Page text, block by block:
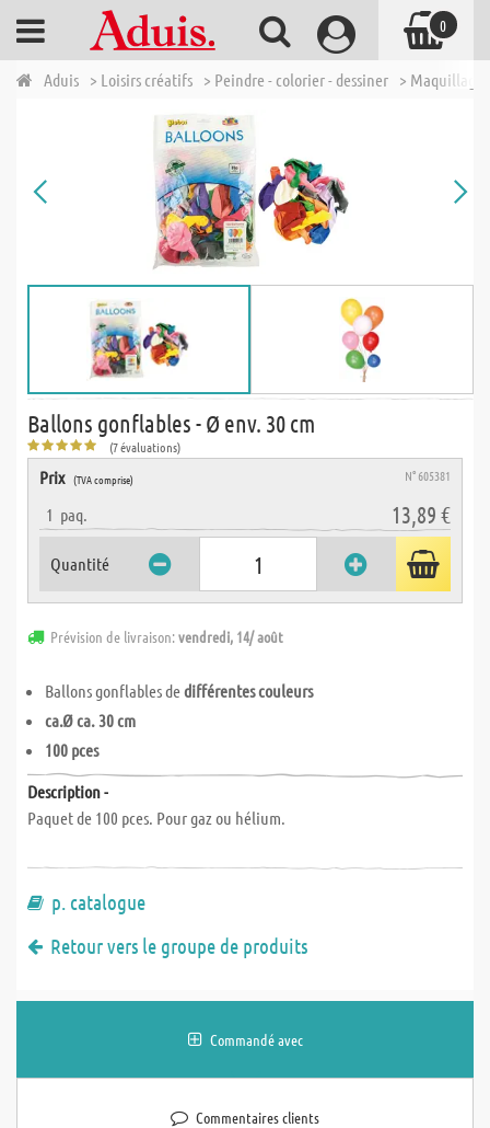
Aduis > Loisirs créatifs > Peindre - colorier - dessiner > Maquillage
Ballons gonflables - Ø env. 30 cm
(7 évaluations)
Prix (TVA comprise) N° 605381
1 paq. 13,89 €
Quantité
Prévision de livraison:vendredi, 14/ août
Ballons gonflables dedifférentes couleurs
ca.Ø ca. 30 cm
100 pces
Description -
Paquet de 100 pces. Pour gaz ou hélium.
p. catalogue
Retour vers le groupe de produits
Commandé avec
Commentaires clients
0